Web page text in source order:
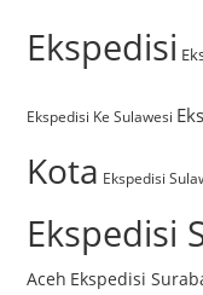
Ekspedisi
Ekspedisi Ke Sulawesi
Kota Ekspedisi
Ekspedisi
Aceh Ekspedisi